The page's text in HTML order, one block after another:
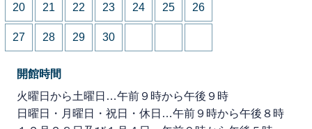
20 21 22 23 24 25 26
27 28 29 30
開館時間
火曜日から土曜日…午前９時から午後９時
日曜日・月曜日・祝日・休日…午前９時から午後８時